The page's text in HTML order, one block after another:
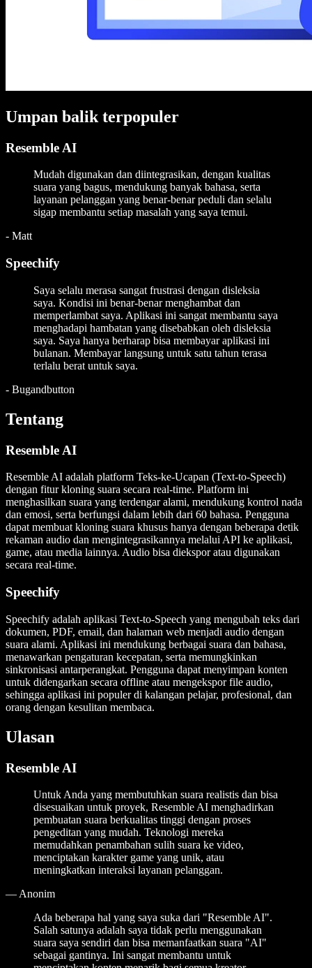
Umpan balik terpopuler
Resemble AI
Mudah digunakan dan diintegrasikan, dengan kualitas
suara yang bagus, mendukung banyak bahasa, serta
layanan pelanggan yang benar-benar peduli dan selalu
sigap membantu setiap masalah yang saya temui.
- Matt
Speechify
Saya selalu merasa sangat frustrasi dengan disleksia
saya. Kondisi ini benar-benar menghambat dan
memperlambat saya. Aplikasi ini sangat membantu saya
menghadapi hambatan yang disebabkan oleh disleksia
saya. Saya hanya berharap bisa membayar aplikasi ini
bulanan. Membayar langsung untuk satu tahun terasa
terlalu berat untuk saya.
- Bugandbutton
Tentang
Resemble AI
Resemble AI adalah platform Teks-ke-Ucapan (Text-to-Speech)
dengan fitur kloning suara secara real-time. Platform ini
menghasilkan suara yang terdengar alami, mendukung kontrol nada
dan emosi, serta berfungsi dalam lebih dari 60 bahasa. Pengguna
dapat membuat kloning suara khusus hanya dengan beberapa detik
rekaman audio dan mengintegrasikannya melalui API ke aplikasi,
game, atau media lainnya. Audio bisa diekspor atau digunakan
secara real-time.
Speechify
Speechify adalah aplikasi Text-to-Speech yang mengubah teks dari
dokumen, PDF, email, dan halaman web menjadi audio dengan
suara alami. Aplikasi ini mendukung berbagai suara dan bahasa,
menawarkan pengaturan kecepatan, serta memungkinkan
sinkronisasi antarperangkat. Pengguna dapat menyimpan konten
untuk didengarkan secara offline atau mengekspor file audio,
sehingga aplikasi ini populer di kalangan pelajar, profesional, dan
orang dengan kesulitan membaca.
Ulasan
Resemble AI
Untuk Anda yang membutuhkan suara realistis dan bisa
disesuaikan untuk proyek, Resemble AI menghadirkan
pembuatan suara berkualitas tinggi dengan proses
pengeditan yang mudah. Teknologi mereka
memudahkan penambahan sulih suara ke video,
menciptakan karakter game yang unik, atau
meningkatkan interaksi layanan pelanggan.
— Anonim
Ada beberapa hal yang saya suka dari "Resemble AI".
Salah satunya adalah saya tidak perlu menggunakan
suara saya sendiri dan bisa memanfaatkan suara "AI"
sebagai gantinya. Ini sangat membantu untuk